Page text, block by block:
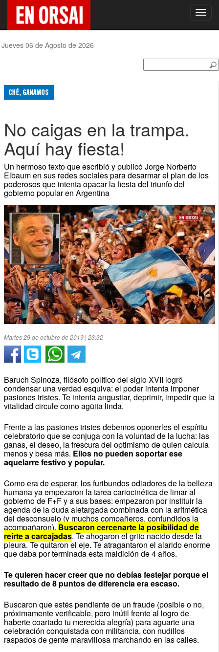
Jueves 06 de Agosto de 2026
CHÉ, GANAMOS
No caigas en la trampa.
Aquí hay fiesta!
Un hermoso texto que escribió y publicó Jorge Norberto
Elbaum en sus redes sociales para desarmar el plan de los
poderosos que intenta opacar la fiesta del triunfo del
gobierno popular en Argentina
Martes 29 de octubre de 2019 | 23:32
Baruch Spinoza, filósofo político del siglo XVII logró
condensar una verdad esquiva: el poder intenta imponer
pasiones tristes. Te intenta angustiar, deprimir, impedir que la
vitalidad circule como agüita linda.
Frente a las pasiones tristes debemos oponerles el espíritu
celebratorio que se conjuga con la voluntad de la lucha: las
ganas, el deseo, la frescura del optimismo de quien calcula
menos y besa más. Ellos no pueden soportar ese
aquelarre festivo y popular.
Como era de esperar, los furibundos odiadores de la belleza
humana ya empezaron la tarea cariocinética de limar al
gobierno de F+F y a sus bases: empezaron por instituir la
agenda de la duda aletargada combinada con la aritmética
del desconsuelo (y muchos compañeros, confundidos la
acompañaron). Buscaron cercenarte la posibilidad de
reírte a carcajadas. Te ahogaron el grito nacido desde la
pleura. Te quitaron el eje. Te atragantaron el alarido enorme
que daba por terminada esta maldición de 4 años.
Te quieren hacer creer que no debías festejar porque el
resultado de 8 puntos de diferencia era escaso.
Buscaron que estés pendiente de un fraude (posible o no,
próximamente verificable, pero inútil frente al logro de
haberte coartado tu merecida alegría) para aguarte una
celebración conquistada con militancia, con nudillos
raspados de gente maravillosa marchando en las calles.